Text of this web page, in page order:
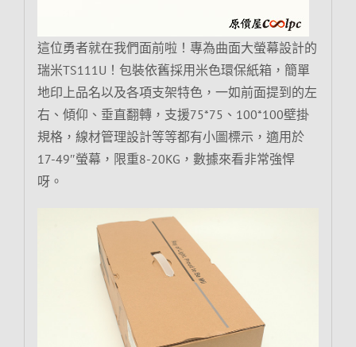
這位勇者就在我們面前啦！專為曲面大螢幕設計的
瑞米TS111U！包裝依舊採用米色環保紙箱，簡單
地印上品名以及各項支架特色，一如前面提到的左
右、傾仰、垂直翻轉，支援75*75、100*100壁掛
規格，線材管理設計等等都有小圖標示，適用於
17-49″螢幕，限重8-20KG，數據來看非常強悍
呀。